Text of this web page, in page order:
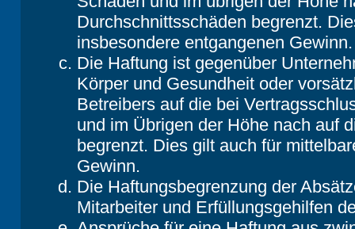
Durchschnittsschäden begrenzt.
insbesondere entgangenen Gewinn.
Die Haftung ist gegenüber
Körper und Gesundheit oder
Betreibers auf die bei
und im Übrigen der Höhe nach auf
begrenzt. Dies gilt auch für
Gewinn.
Die Haftungsbegrenzung der
Mitarbeiter und Erfüllungsgehilfen